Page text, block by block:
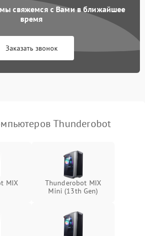
1700 ₽ Подробнее →
Подробнее →
мы свяжемся с Вами в ближайшее
время
Заказать звонок
Thunderobot
MIX
Thunderobot MIX
Mini (13th Gen)